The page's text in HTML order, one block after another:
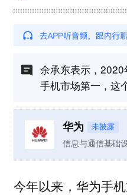
余承东表示，
手机市场第一，这
华为 未披露
信息与通信基础
今年以来，华为手